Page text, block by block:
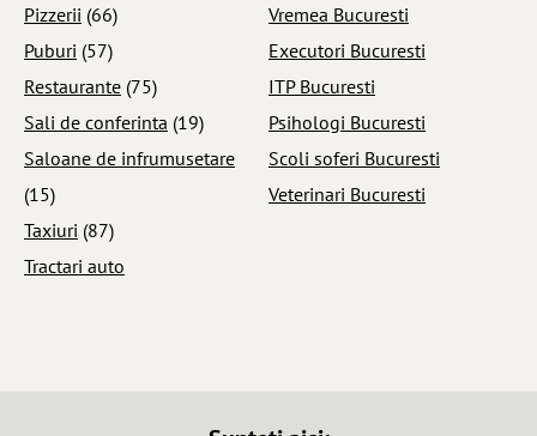
Pizzerii (66)
Puburi (57)
Restaurante (75)
Sali de conferinta (19)
Saloane de infrumusetare
(15)
Taxiuri (87)
Tractari auto
Vremea Bucuresti
Executori Bucuresti
ITP Bucuresti
Psihologi Bucuresti
Scoli soferi Bucuresti
Veterinari Bucuresti